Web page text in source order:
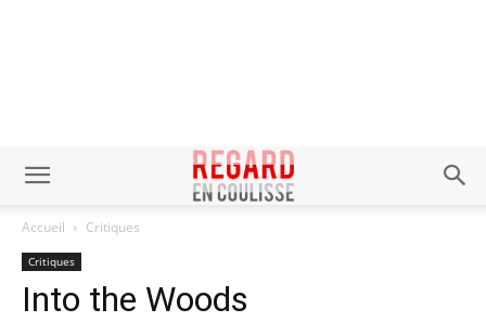
Accueil Critiques
Critiques
Into the Woods